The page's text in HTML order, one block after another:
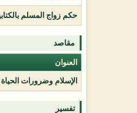
حكم زواج المسلم
مقاصد
العنوان
الإسلام وضرورات الحياة
تفسير